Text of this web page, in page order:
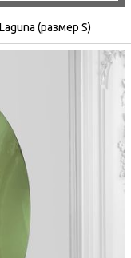
(размер S)